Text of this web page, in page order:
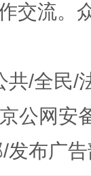
交流。
共/全民/
公网安
布广